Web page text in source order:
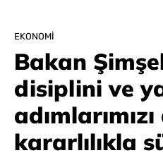
EKONOMI
Bakan
disiplini ve
adımlarımızı
kararlılıkla